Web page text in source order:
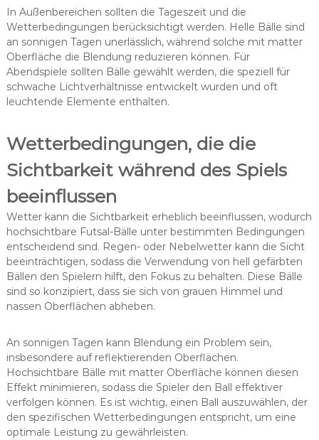
In Außenbereichen sollten die Tageszeit und die
Wetterbedingungen berücksichtigt werden. Helle Bälle sind
an sonnigen Tagen unerlässlich, während solche mit matter
Oberfläche die Blendung reduzieren können. Für
Abendspiele sollten Bälle gewählt werden, die speziell für
schwache Lichtverhältnisse entwickelt wurden und oft
leuchtende Elemente enthalten.
Wetterbedingungen, die die
Sichtbarkeit während des Spiels
beeinflussen
Wetter kann die Sichtbarkeit erheblich beeinflussen, wodurch
hochsichtbare Futsal-Bälle unter bestimmten Bedingungen
entscheidend sind. Regen- oder Nebelwetter kann die Sicht
beeinträchtigen, sodass die Verwendung von hell gefärbten
Bällen den Spielern hilft, den Fokus zu behalten. Diese Bälle
sind so konzipiert, dass sie sich von grauen Himmel und
nassen Oberflächen abheben.
An sonnigen Tagen kann Blendung ein Problem sein,
insbesondere auf reflektierenden Oberflächen.
Hochsichtbare Bälle mit matter Oberfläche können diesen
Effekt minimieren, sodass die Spieler den Ball effektiver
verfolgen können. Es ist wichtig, einen Ball auszuwählen, der
den spezifischen Wetterbedingungen entspricht, um eine
optimale Leistung zu gewährleisten.